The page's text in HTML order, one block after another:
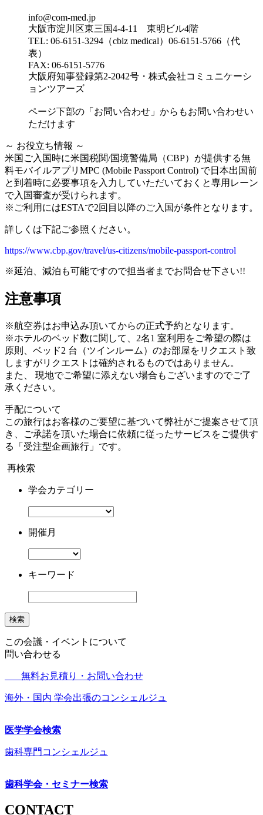
info@com-med.jp
大阪市淀川区東三国4-4-11 東明ビル4階
TEL: 06-6151-3294（cbiz medical）06-6151-5766（代
表）
FAX: 06-6151-5776
大阪府知事登録第2-2042号・株式会社コミュニケーシ
ョンツアーズ
ページ下部の「お問い合わせ」からもお問い合わせい
ただけます
～ お役立ち情報 ～
米国ご入国時に米国税関/国境警備局（CBP）が提供する無
料モバイルアプリMPC (Mobile Passport Control) で日本出国前
と到着時に必要事項を入力していただいておくと専用レーン
で入国審査が受けられます。
※ご利用にはESTAで2回目以降のご入国が条件となります。
詳しくは下記ご参照ください。
https://www.cbp.gov/travel/us-citizens/mobile-passport-control
※延泊、減泊も可能ですので担当者までお問合せ下さい!!
注意事項
※航空券はお申込み頂いてからの正式予約となります。
※ホテルのベッド数に関して、2名1 室利用をご希望の際は
原則、ベッド2 台（ツインルーム）のお部屋をリクエスト致
しますがリクエストは確約されるものではありません。
また、 現地でご希望に添えない場合もございますのでご了
承ください。
手配について
この旅行はお客様のご要望に基づいて弊社がご提案させて頂
き、ご承諾を頂いた場合に依頼に従ったサービスをご提供す
る「受注型企画旅行」です。
再検索
学会カテゴリー
開催月
キーワード
検索
この会議・イベントについて
問い合わせる
無料お見積り・お問い合わせ
海外・国内 学会出張のコンシェルジュ
医学学会検索
歯科専門コンシェルジュ
歯科学会・セミナー検索
CONTACT